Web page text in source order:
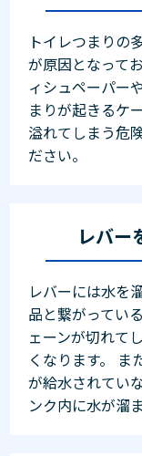
トイレつまりの
が原因となって
ィシュペーパー
まりが起きるケ
溢れてしまう危
ださい。
レバー
レバーには水を
品と繋がってい
ェーンが切れて
くなります。 ま
が給水されてい
ンク内に水が溜